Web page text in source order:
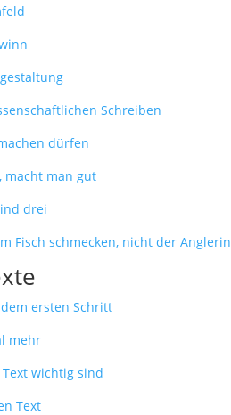
Schreiben
dürfen
macht man gut
drei
Fisch schmecken, nicht der Anglerin
ersten Schritt
mehr
wichtig sind
Text